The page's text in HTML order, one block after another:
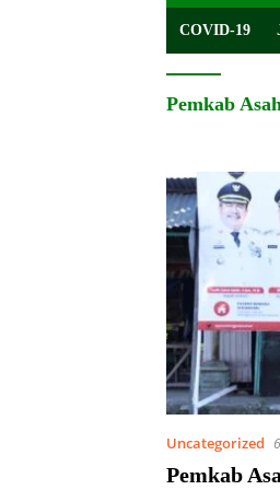
COVID-19
Pemkab
Uncategorized
Pemkab